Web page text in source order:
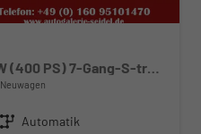
Sportback 2.5 TFSI 294 kW (400 PS) 7-Gang-S-tronic
Neuwagen
Getriebe Automatik